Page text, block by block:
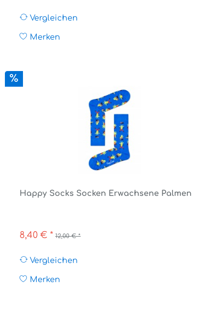
Vergleichen
Merken
Happy Socks Socken Erwachsene Palmen
8,40 € * 12,00 € *
Vergleichen
Merken